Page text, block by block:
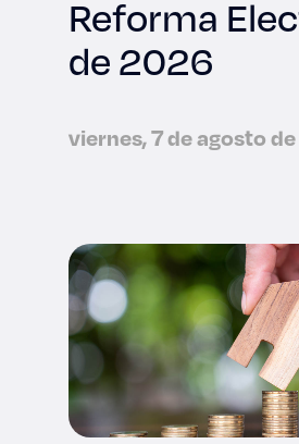
Reforma
de 2026
viernes, 7 de agosto